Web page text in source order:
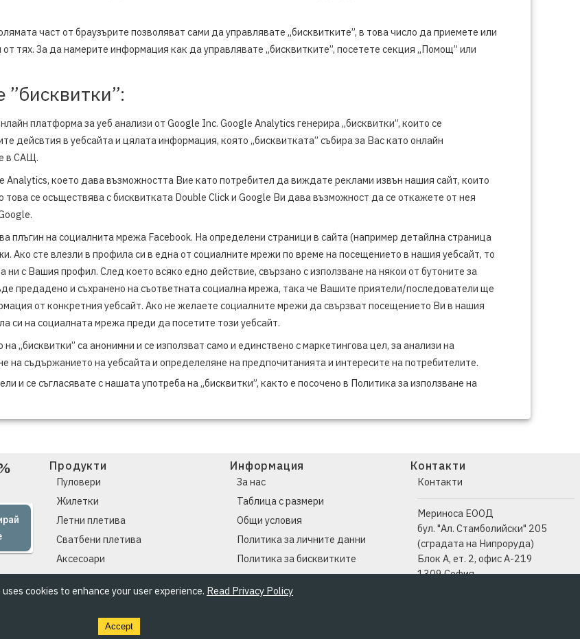
cookies to enhance your user experience. Read Privacy Policy
Accept
част от браузърите позволяват сами да управлявате „бисквитките”, в това число да приемете или
тях. За да намерите информация как да управлявате „бисквитките”, посетете секция „Помощ” или
”бисквитки”:
платформа за уеб анализи от Google Inc. Google Analytics генерира „бисквитки”, които се
дейсвтия в уебсайта и цялата информация, която „бисквитката” събира за Вас като онлайн
в САЩ.
Analytics, което дава възможността Вие като потребител да виждате реклами извън нашия сайт, които
се осъществява с бисквитката Double Click и Google Ви дава възможност да се откажете от нея
плъгин на социалнита мрежа Facebook. На определени страници в сайта (например детайлна страница
Ако сте влезли в профила си в една от социалните мрежи по време на посещението в нашия уебсайт, то
с Вашия профил. След което всяко едно действие, свързано с използване на някои от бутоните за
предадено и съхранено на съответната социална мрежа, така че Вашите приятели/последователи ще
от конкретния уебсайт. Ако не желаете социалните мрежи да свързват посещението Ви в нашия
си на социалната мрежа преди да посетите този уебсайт.
„бисквитки” са анонимни и се използват само и единствено с маркетингова цел, за анализи на
на съдържанието на уебсайта и определеляне на предпочитанията и интересите на потребителите.
и се съгласявате с нашата употреба на „бисквитки”, както е посочено в Политика за използване на
Продукти
Пуловери
Жилетки
Летни плетива
Сватбени плетива
Аксесоари
Информация
За нас
Таблица с размери
Общи условия
Политика за личните данни
Политика за бисквитките
Контакти
Контакти
Мериноса ЕООД
бул. "Ал. Стамболийски" 205
(сградата на Нипроруда)
Блок А, ет. 2, офис А-219
1309 София